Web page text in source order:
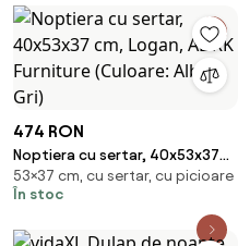
474 RON
Noptiera cu sertar, 40x53x37
cm, Logan, ADRK Furniture
(Culoare: Alb / Gri)
53×37 cm, cu sertar, cu picioare
În stoc